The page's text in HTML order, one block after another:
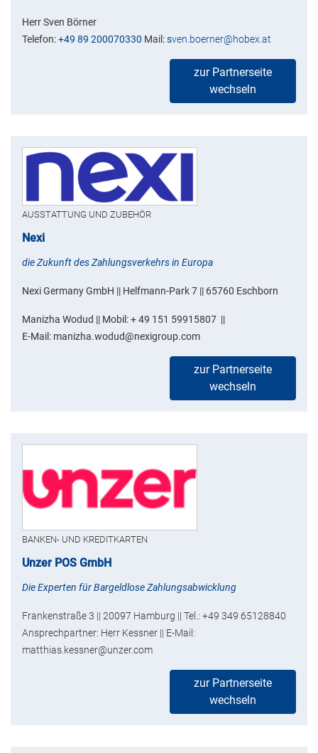
Herr Sven Börner
Telefon:+49 89 200070330 Mail:sven.boerner@hobex.at
zur Partnerseite
wechseln
AUSSTATTUNG UND ZUBEHÖR
Nexi
die Zukunft des Zahlungsverkehrs in Europa
Nexi Germany GmbH || Helfmann-Park 7 || 65760 Eschborn
Manizha Wodud || Mobil: + 49 151 59915807 ||
E-Mail: manizha.wodud@nexigroup.com
zur Partnerseite
wechseln
BANKEN- UND KREDITKARTEN
Unzer POS GmbH
Die Experten für Bargeldlose Zahlungsabwicklung
Frankenstraße 3 || 20097 Hamburg || Tel.: +49 349 65128840
Ansprechpartner: Herr Kessner || E-Mail:
matthias.kessner@unzer.com
zur Partnerseite
wechseln